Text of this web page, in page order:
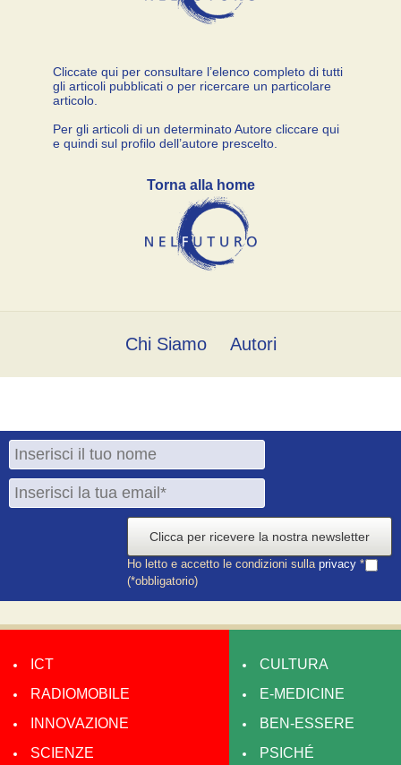
Cliccate qui per consultare l’elenco completo di tutti
gli articoli pubblicati o per ricercare un particolare
articolo.
Per gli articoli di un determinato Autore cliccare qui
e quindi sul profilo dell’autore prescelto.
Torna alla home
Chi Siamo Autori
Clicca per ricevere la nostra newsletter
Ho letto e accetto le condizioni sulla privacy *
(*obbligatorio)
ICT
RADIOMOBILE
INNOVAZIONE
SCIENZE
CULTURA
E-MEDICINE
BEN-ESSERE
PSICHÉ